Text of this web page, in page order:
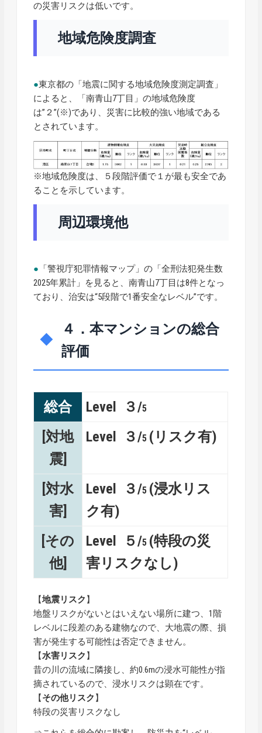
の災害リスクは低いです。
地域危険度調査
●東京都の「地震に関する地域危険度測定調査」
によると、「南青山7丁目」の地域危険度
は”２”(※)であり、災害に比較的強い地域である
とされています。
※地域危険度は、５段階評価で１が最も安全であ
ることを示しています。
周辺環境他
● 「警視庁犯罪情報マップ」の「全刑法犯発生数
2025年累計」を見ると、南青山7丁目は8件となっ
ており、治安は“5段階で1番安全なレベル”です。
４．本マンションの総合
評価
総合 Level ３/5
[対地
震]
Level ３/5 (リスク有)
[対水
害]
Level ３/5 (浸水リス
ク有)
[その
他]
Level ５/5 (特段の災
害リスクなし)
【地震リスク 】
地盤リスクがないとはいえない場所に建つ、1階
レベルに段差のある建物なので、大地震の際、損
害が発生する可能性は否定できません。
【水害リスク 】
昔の川の流域に隣接し、約0.6mの浸水可能性が指
摘されているので、浸水リスクは顕在です。
【その他リスク 】
特段の災害リスクなし